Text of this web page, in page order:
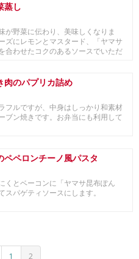
蒸し
が野菜に伝わり、美味しくなりま
ズにレモンとマスタード、「ヤマサ
合わせたコクのあるソースでいただ
肉のパプリカ詰め
フルですが、中身はしっかり和素材
ブン焼きです。お弁当にも利用して
ペペロンチーノ風パスタ
くとベーコンに「ヤマサ昆布ぽん
スパゲティソースにします。
1 2